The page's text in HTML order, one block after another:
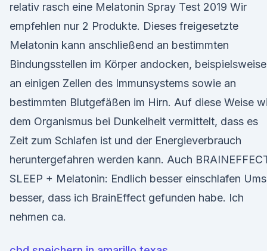
relativ rasch eine Melatonin Spray Test 2019 Wir
empfehlen nur 2 Produkte. Dieses freigesetzte
Melatonin kann anschließend an bestimmten
Bindungsstellen im Körper andocken, beispielsweise
an einigen Zellen des Immunsystems sowie an
bestimmten Blutgefäßen im Hirn. Auf diese Weise
dem Organismus bei Dunkelheit vermittelt, dass es
Zeit zum Schlafen ist und der Energieverbrauch
heruntergefahren werden kann. Auch
SLEEP + Melatonin: Endlich besser einschlafen
besser, dass ich BrainEffect gefunden habe. Ich
nehmen ca.